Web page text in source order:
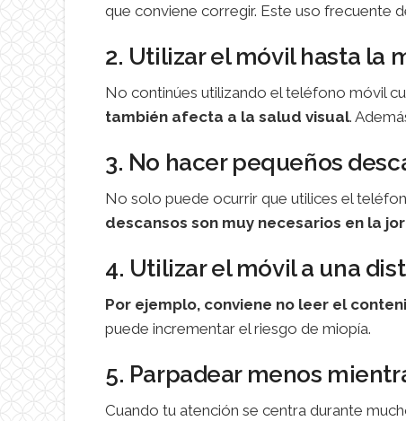
que conviene corregir. Este uso frecuente
2. Utilizar el móvil hasta la
No continúes utilizando el teléfono móvil
también afecta a la salud visual.
3. No hacer pequeños
No solo puede ocurrir que utilices el
descansos son muy necesarios en la
4. Utilizar el móvil a una
Por ejemplo, conviene no leer el
puede incrementar el riesgo de miopía.
5. Parpadear menos
Cuando tu atención se centra durante